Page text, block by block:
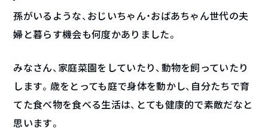
孫がいるような、おじいちゃん・おばあちゃん世代の夫
婦と暮らす機会も何度かありました。
みなさん、家庭菜園をしていたり、動物を飼っていたり
します。歳をとっても庭で身体を動かし、自分たちで育
てた食べ物を食べる生活は、とても健康的で素敵だなと
思います。